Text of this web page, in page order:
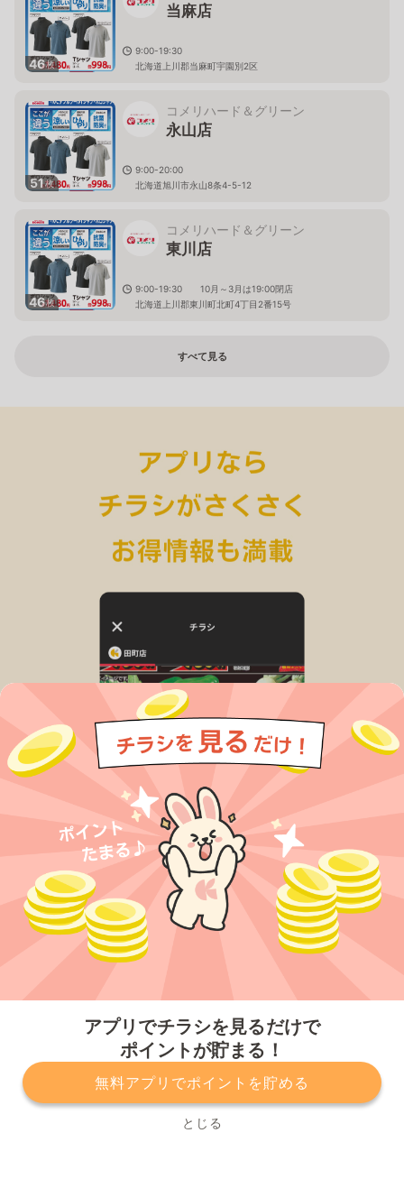
アプリでチラシを見るだけで
ポイントが貯まる！
無料アプリでポイントを貯める
とじる
46枚
当麻店
9:00-19:30
北海道上川郡当麻町宇園別2区
51枚
コメリハード＆グリーン
永山店
9:00-20:00
北海道旭川市永山8条4-5-12
46枚
コメリハード＆グリーン
東川店
9:00-19:30 10月～3月は19:00閉店
北海道上川郡東川町北町4丁目2番15号
すべて見る
プライバシーポリシー 利用規約
運営会社
サービスに関してのお問い合わせ